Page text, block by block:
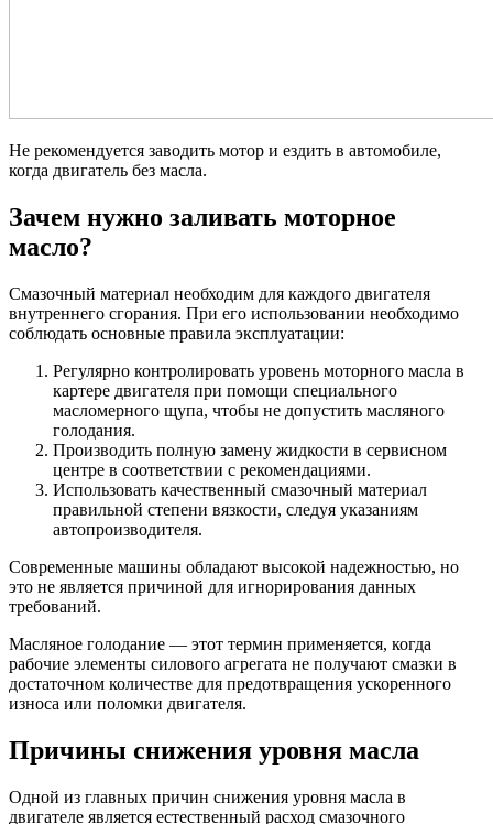
Не рекомендуется заводить мотор и ездить в автомобиле,
когда двигатель без масла.
Зачем нужно заливать моторное
масло?
Смазочный материал необходим для каждого двигателя
внутреннего сгорания. При его использовании необходимо
соблюдать основные правила эксплуатации:
Регулярно контролировать уровень моторного масла в
картере двигателя при помощи специального
масломерного щупа, чтобы не допустить масляного
голодания.
Производить полную замену жидкости в сервисном
центре в соответствии с рекомендациями.
Использовать качественный смазочный материал
правильной степени вязкости, следуя указаниям
автопроизводителя.
Современные машины обладают высокой надежностью, но
это не является причиной для игнорирования данных
требований.
Масляное голодание — этот термин применяется, когда
рабочие элементы силового агрегата не получают смазки в
достаточном количестве для предотвращения ускоренного
износа или поломки двигателя.
Причины снижения уровня масла
Одной из главных причин снижения уровня масла в
двигателе является естественный расход смазочного